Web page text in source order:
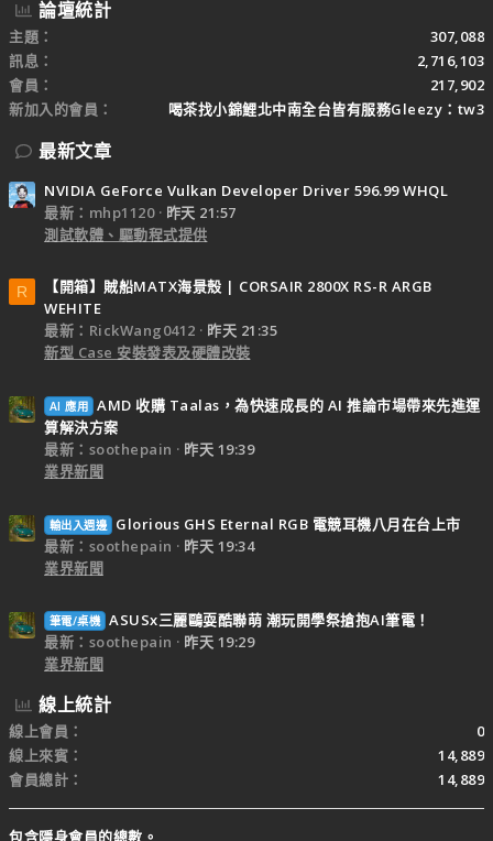
論壇統計
主題
307,088
訊息
2,716,103
會員
217,902
新加入的會員
喝茶找小錦鯉北中南全台皆有服務Gleezy：tw3
最新文章
NVIDIA GeForce Vulkan Developer Driver 596.99 WHQL
最新：mhp1120
昨天 21:57
測試軟體、驅動程式提供
R
【開箱】賊船MATX海景殼 | CORSAIR 2800X RS-R ARGB
WEHITE
最新：RickWang0412
昨天 21:35
新型 Case 安裝發表及硬體改裝
AI 應用 AMD 收購 Taalas，為快速成長的 AI 推論市場帶來先進運
算解決方案
最新：soothepain
昨天 19:39
業界新聞
輸出入週邊
Glorious GHS Eternal RGB 電競耳機八月在台上市
最新：soothepain
昨天 19:34
業界新聞
筆電/桌機 ASUSx三麗鷗耍酷聯萌 潮玩開學祭搶抱AI筆電！
最新：soothepain
昨天 19:29
業界新聞
線上統計
線上會員
0
線上來賓
14,889
會員總計
14,889
包含隱身會員的總數。